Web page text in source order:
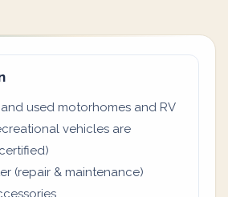
used motorhomes and RV
vehicles are
(repair & maintenance)